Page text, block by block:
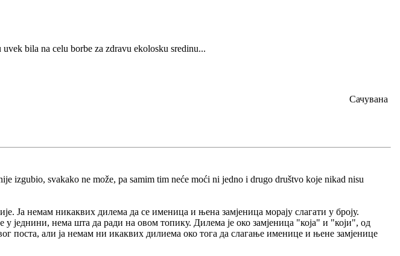
bila na celu borbe za zdravu ekolosku sredinu...
Сачувана
izgubio, svakako ne može, pa samim tim neće moći ni jedno i drugo društvo koje nikad nisu
Ја немам никаквих дилема да се именица и њена замјеница морају слагати у броју.
у једнини, нема шта да ради на овом топику. Дилема је око замјеница "која" и "који", од
поста, али ја немам ни икаквих дилиема око тога да слагање именице и њене замјенице